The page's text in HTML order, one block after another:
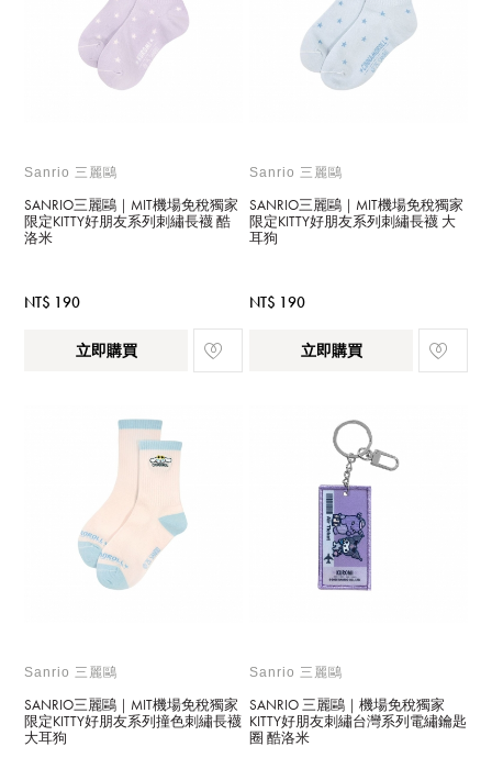
Sanrio 三麗鷗
SANRIO三麗鷗｜MIT機場免稅獨家
限定KITTY好朋友系列刺繡長襪 酷
洛米
NT$ 190
立即購買
Sanrio 三麗鷗
SANRIO三麗鷗｜MIT機場免稅獨家
限定KITTY好朋友系列刺繡長襪 大
耳狗
NT$ 190
立即購買
Sanrio 三麗鷗
SANRIO三麗鷗｜MIT機場免稅獨家
限定KITTY好朋友系列撞色刺繡長襪
大耳狗
Sanrio 三麗鷗
SANRIO 三麗鷗｜機場免稅獨家
KITTY好朋友刺繡台灣系列電繡鑰匙
圈 酷洛米